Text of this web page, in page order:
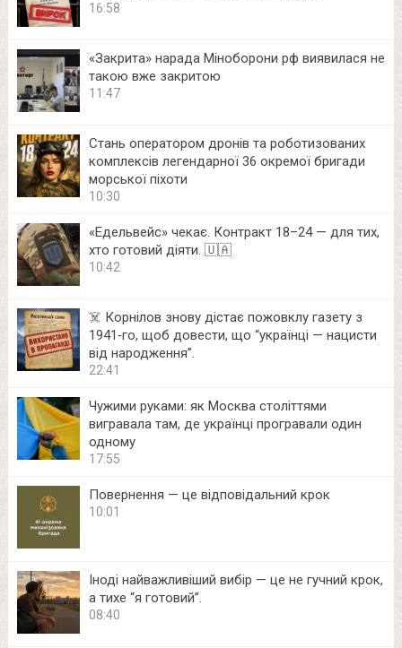
16:58
«Закрита» нарада Міноборони рф виявилася не
такою вже закритою
11:47
Стань оператором дронів та роботизованих
комплексів легендарної 36 окремої бригади
морської піхоти
10:30
«Едельвейс» чекає. Контракт 18–24 — для тих,
хто готовий діяти. 🇺🇦
10:42
☠️ Корнілов знову дістає пожовклу газету з
1941‑го, щоб довести, що “українці — нацисти
від народження”.
22:41
Чужими руками: як Москва століттями
вигравала там, де українці програвали один
одному
17:55
Повернення — це відповідальний крок
10:01
Іноді найважливіший вибір — це не гучний крок,
а тихе “я готовий”.
08:40